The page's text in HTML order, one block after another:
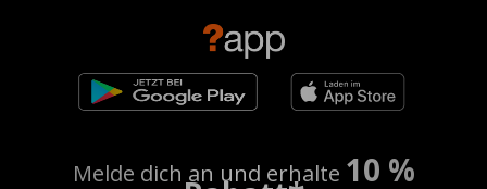
Melde dich an und erhalte 10 %